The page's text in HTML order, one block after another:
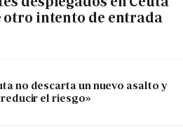
otro intento de entrada
no descarta un nuevo asalto y
el riesgo»